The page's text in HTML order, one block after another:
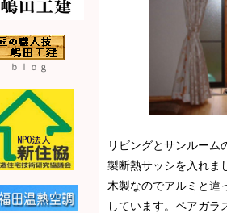
ｂｌｏｇ
リビングとサンルー
製断熱サッシを入れま
木製なのでアルミと
しています。ペアガラ